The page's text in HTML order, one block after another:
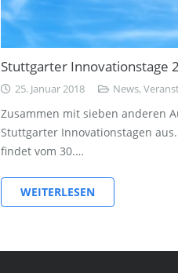
Stuttgarter Innovationstage
25. Januar 2018 News,
Zusammen mit sieben anderen
Stuttgarter Innovationstagen
findet vom 30.…
WEITERLESEN